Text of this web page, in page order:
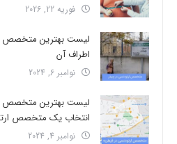
فوریه 22, 2026
لیست بهترین متخصص
اطراف آن
نوامبر 6, 2024
لیست بهترین متخصص
انتخاب یک متخصص
نوامبر 4, 2024